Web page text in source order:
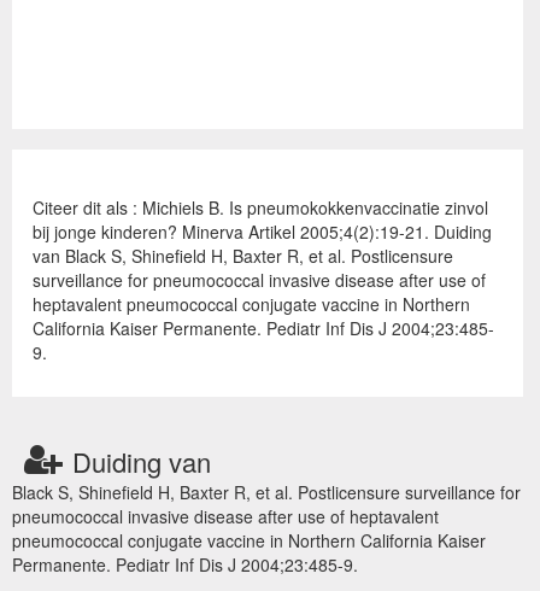
Citeer dit als : Michiels B. Is pneumokokkenvaccinatie zinvol
bij jonge kinderen? Minerva Artikel 2005;4(2):19-21. Duiding
van Black S, Shinefield H, Baxter R, et al. Postlicensure
surveillance for pneumococcal invasive disease after use of
heptavalent pneumococcal conjugate vaccine in Northern
California Kaiser Permanente. Pediatr Inf Dis J 2004;23:485-
9.
Duiding van
Black S, Shinefield H, Baxter R, et al. Postlicensure surveillance for
pneumococcal invasive disease after use of heptavalent
pneumococcal conjugate vaccine in Northern California Kaiser
Permanente. Pediatr Inf Dis J 2004;23:485-9.